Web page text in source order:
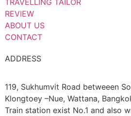
REVIEW
ABOUT US
CONTACT
ADDRESS
119, Sukhumvit Road betweeen
Klongtoey –Nue, Wattana,
Train station exist No.1 and also